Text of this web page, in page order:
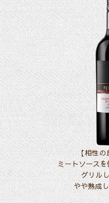
【相性
ミートソースを
グリル
やや熟成